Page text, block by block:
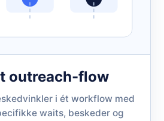
outreach-flow
i ét workflow med
waits, beskeder og